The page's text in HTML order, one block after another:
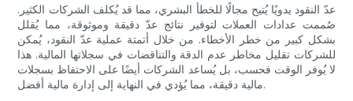
عدّ النقود يدويًا يُتيح مجالًا للخطأ البشري، مما قد يُكلف الشركات الكثير.
صُممت عدادات العملات لتوفير نتائج عدّ دقيقة وموثوقة، مما يُقلل
بشكل كبير من خطر الأخطاء. من خلال أتمتة عملية عدّ النقود، يُمكن
للشركات تقليل مخاطر عدم الدقة والتناقضات في سجلاتها المالية. هذا
لا يُوفر الوقت فحسب، بل يُساعد الشركات أيضًا على الاحتفاظ بسجلات
مالية دقيقة، مما يُؤدي في النهاية إلى إدارة مالية أفضل.